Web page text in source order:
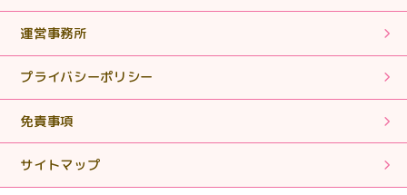
2025.01.28
ございました。
【相続税申告・手続き】簡単な質問に対しても親身にな
って対応していただきありがとうございます。
運営事務所
プライバシーポリシー
免責事項
サイトマップ